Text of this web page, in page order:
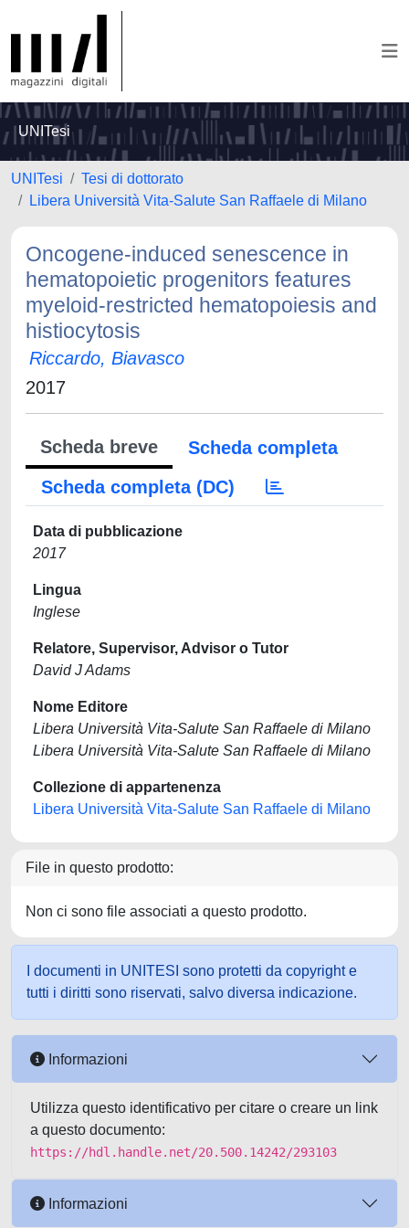
UNITesi
UNITesi
Tesi di dottorato
Libera Università Vita-Salute San Raffaele di Milano
Oncogene-induced senescence in
hematopoietic progenitors features
myeloid-restricted hematopoiesis and
histiocytosis
Riccardo, Biavasco
2017
Scheda breve
Scheda completa
Scheda completa (DC)
Data di pubblicazione
2017
Lingua
Inglese
Relatore, Supervisor, Advisor o Tutor
David J Adams
Nome Editore
Libera Università Vita-Salute San Raffaele di Milano
Libera Università Vita-Salute San Raffaele di Milano
Collezione di appartenenza
Libera Università Vita-Salute San Raffaele di Milano
File in questo prodotto:
Non ci sono file associati a questo prodotto.
I documenti in UNITESI sono protetti da copyright e
tutti i diritti sono riservati, salvo diversa indicazione.
Informazioni
Utilizza questo identificativo per citare o creare un link
a questo documento:
https://hdl.handle.net/20.500.14242/293103
Informazioni